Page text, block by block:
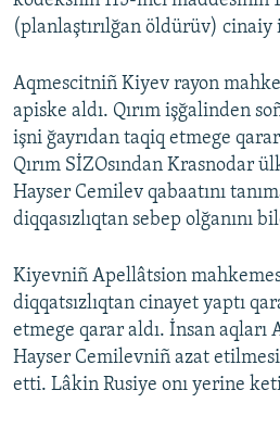
(planlaştırılğan öldürüv) cinaiy
Aqmescitniñ Kiyev rayon
apiske aldı. Qırım işğalinden
işni ğayrıdan taqiq etmege
Qırım SİZOsından Krasnodar
Hayser Cemilev qabaatını
diqqasızlıqtan sebep olğanını
Kiyevniñ Apellâtsion
diqqatsızlıqtan cinayet yaptı
etmege qarar aldı. İnsan aqları
Hayser Cemilevniñ azat
etti. Lâkin Rusiye onı yerine